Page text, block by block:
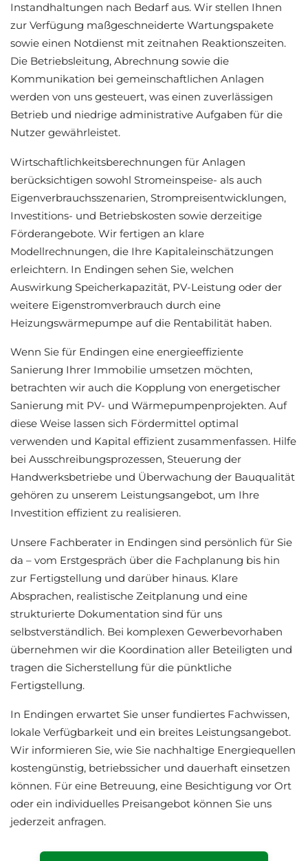
Instandhaltungen nach Bedarf aus. Wir stellen Ihnen
zur Verfügung maßgeschneiderte Wartungspakete
sowie einen Notdienst mit zeitnahen Reaktionszeiten.
Die Betriebsleitung, Abrechnung sowie die
Kommunikation bei gemeinschaftlichen Anlagen
werden von uns gesteuert, was einen zuverlässigen
Betrieb und niedrige administrative Aufgaben für die
Nutzer gewährleistet.
Wirtschaftlichkeitsberechnungen für Anlagen
berücksichtigen sowohl Stromeinspeise- als auch
Eigenverbrauchsszenarien, Strompreisentwicklungen,
Investitions- und Betriebskosten sowie derzeitige
Förderangebote. Wir fertigen an klare
Modellrechnungen, die Ihre Kapitaleinschätzungen
erleichtern. In Endingen sehen Sie, welchen
Auswirkung Speicherkapazität, PV-Leistung oder der
weitere Eigenstromverbrauch durch eine
Heizungswärmepumpe auf die Rentabilität haben.
Wenn Sie für Endingen eine energieeffiziente
Sanierung Ihrer Immobilie umsetzen möchten,
betrachten wir auch die Kopplung von energetischer
Sanierung mit PV- und Wärmepumpenprojekten. Auf
diese Weise lassen sich Fördermittel optimal
verwenden und Kapital effizient zusammenfassen. Hilfe
bei Ausschreibungsprozessen, Steuerung der
Handwerksbetriebe und Überwachung der Bauqualität
gehören zu unserem Leistungsangebot, um Ihre
Investition effizient zu realisieren.
Unsere Fachberater in Endingen sind persönlich für Sie
da – vom Erstgespräch über die Fachplanung bis hin
zur Fertigstellung und darüber hinaus. Klare
Absprachen, realistische Zeitplanung und eine
strukturierte Dokumentation sind für uns
selbstverständlich. Bei komplexen Gewerbevorhaben
übernehmen wir die Koordination aller Beteiligten und
tragen die Sicherstellung für die pünktliche
Fertigstellung.
In Endingen erwartet Sie unser fundiertes Fachwissen,
lokale Verfügbarkeit und ein breites Leistungsangebot.
Wir informieren Sie, wie Sie nachhaltige Energiequellen
kostengünstig, betriebssicher und dauerhaft einsetzen
können. Für eine Betreuung, eine Besichtigung vor Ort
oder ein individuelles Preisangebot können Sie uns
jederzeit anfragen.